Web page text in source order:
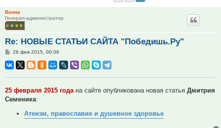
Волна
Генерал-администратор
Re: НОВЫЕ СТАТЬИ САЙТА "Победишь.Ру"
Сообщение
26 фев 2015, 00:06
25 февраля 2015 годана сайте опубликована новая статья Дмитрия
Семеника:
Атеизм, православие и душевное здоровье